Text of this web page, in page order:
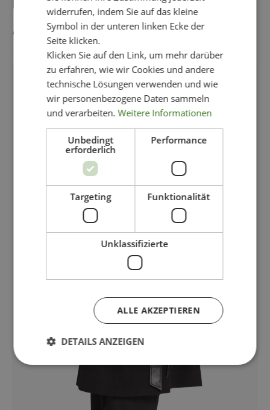
AUCH GEFALLEN
widerrufen, indem Sie auf das kleine
Symbol in der unteren linken Ecke der
Seite klicken.
Klicken Sie auf den Link, um mehr darüber
zu erfahren, wie wir Cookies und andere
technische Lösungen verwenden und wie
wir personenbezogene Daten sammeln
und verarbeiten.Weitere Informationen
Unbedingt
erforderlich
Performance
Targeting Funktionalität
Unklassifizierte
ALLE AKZEPTIEREN
DETAILS ANZEIGEN